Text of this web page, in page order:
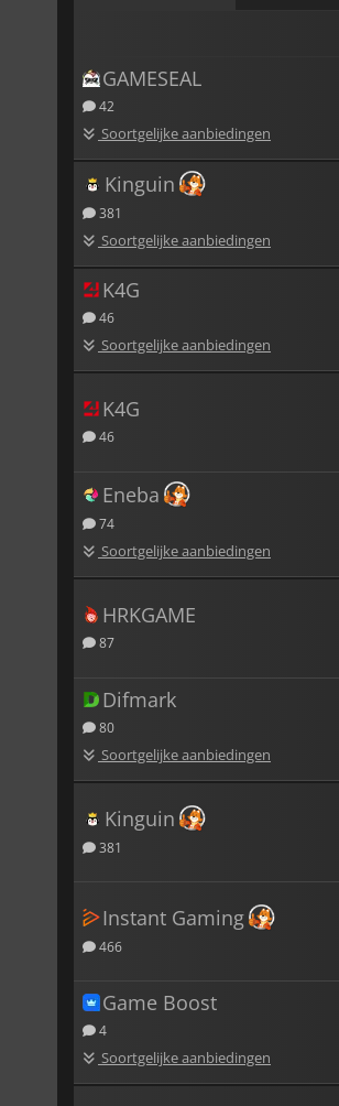
GAMESEAL
42
Soortgelijke aanbiedingen
Kinguin
381
Soortgelijke aanbiedingen
K4G
46
Soortgelijke aanbiedingen
K4G
46
Eneba
74
Soortgelijke aanbiedingen
HRKGAME
87
Difmark
80
Soortgelijke aanbiedingen
Kinguin
381
Instant Gaming
466
Game Boost
4
Soortgelijke aanbiedingen